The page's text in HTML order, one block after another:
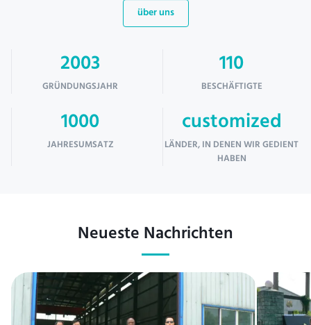
über uns
2003
GRÜNDUNGSJAHR
110
BESCHÄFTIGTE
1000
JAHRESUMSATZ
customized
LÄNDER, IN DENEN WIR GEDIENT
HABEN
Neueste Nachrichten